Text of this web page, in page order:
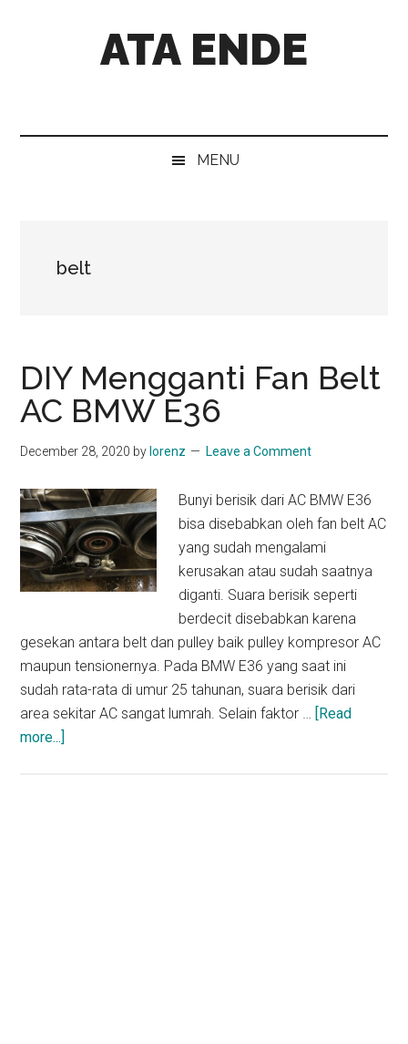
ATA ENDE
MENU
belt
DIY Mengganti Fan Belt
AC BMW E36
December 28, 2020 by lorenz Leave a Comment
Bunyi berisik dari AC BMW E36
bisa disebabkan oleh fan belt AC
yang sudah mengalami
kerusakan atau sudah saatnya
diganti. Suara berisik seperti
berdecit disebabkan karena
gesekan antara belt dan pulley baik pulley kompresor AC
maupun tensionernya. Pada BMW E36 yang saat ini
sudah rata-rata di umur 25 tahunan, suara berisik dari
area sekitar AC sangat lumrah. Selain faktor … [Read
more...]